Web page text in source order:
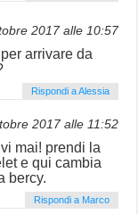
2017 alle 10:57
arrivare da
Rispondi a Alessia
2017 alle 11:52
mai! prendi la
e qui cambia
bercy.
Rispondi a Marco